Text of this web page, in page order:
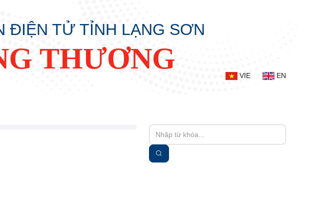
ĐIỆN TỬ TỈNH LẠNG SƠN
THƯƠNG
VIE EN